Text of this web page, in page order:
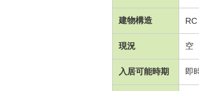
建物構造 RC
現況 空
入居可能時期 即